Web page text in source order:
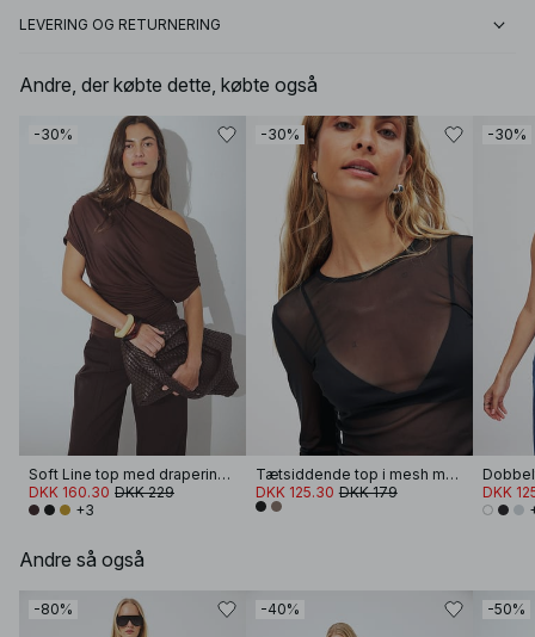
LEVERING OG RETURNERING
Andre, der købte dette, købte også
-30%
Soft Line top med draperinger
DKK 160.30 DKK 229
+3
-30%
Tætsiddende top i mesh med rund halsudskæring
DKK 125.30 DKK 179
-30%
DKK
Andre så også
-80% -40% -50%